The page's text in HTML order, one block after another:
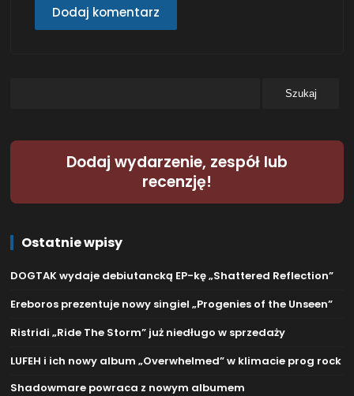
Dodaj wydarzenie, zespół lub
recenzję!
Ostatnie wpisy
DOGTAK wydaje debiutancką EP-kę „Shattered Reflection”
Ereboros prezentuje nowy singiel „Progenies of the Unseen”
Ristridi „Ride The Storm” już niedługo w sprzedaży
LUFEH i ich nowy album „Overwhelmed” w klimacie prog rock
Shadowmare powraca z nowym albumem